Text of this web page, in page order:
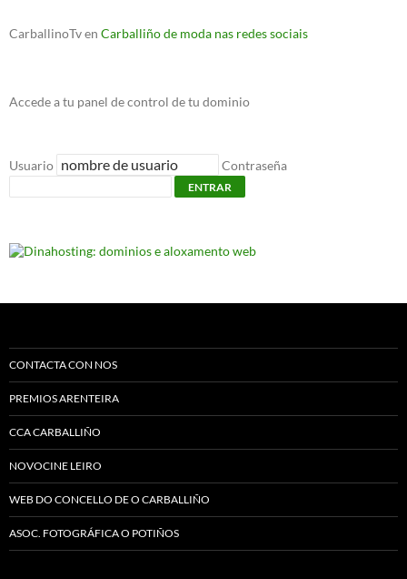
CarballinoTven Carballiño de moda nas redes sociais
Accede a tu panel de control de tu dominio
Usuario Contraseña
ENTRAR
CONTACTA CON NOS
PREMIOS ARENTEIRA
CCA CARBALLIÑO
NOVOCINE LEIRO
WEB DO CONCELLO DE O CARBALLIÑO
ASOC. FOTOGRÁFICA O POTIÑOS